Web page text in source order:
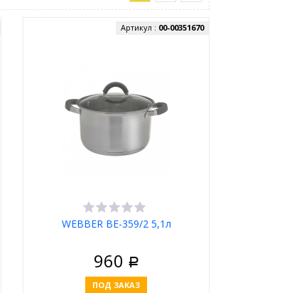
WEBBER BE-359/2 5,1л
Артикул : 00-00351670
960 Р
ПОД ЗАКАЗ